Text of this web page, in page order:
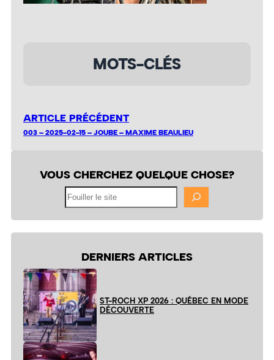
MOTS-CLÉS
ARTICLE PRÉCÉDENT
003 – 2025-02-15 – JOUBE – MAXIME BEAULIEU
VOUS CHERCHEZ QUELQUE CHOSE?
DERNIERS ARTICLES
ST-ROCH XP 2026 : QUÉBEC EN MODE
DÉCOUVERTE